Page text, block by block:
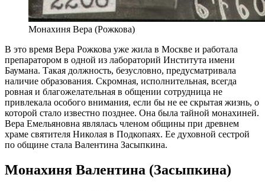
Монахиня Вера (Рожкова)
В это время Вера Рожкова уже жила в Москве и работала
препаратором в одной из лабораторий Института имени
Баумана. Такая должность, безусловно, предусматривала
наличие образования. Скромная, исполнительная, всегда
ровная и благожелательная в общении сотрудница не
привлекала особого внимания, если бы не ее скрытая жизнь, о
которой стало известно позднее. Она была тайной монахиней.
Вера Емельяновна являлась членом общины при древнем
храме святителя Николая в Подкопаях. Ее духовной сестрой
по общине стала Валентина Засыпкина.
Монахиня Валентина (Засыпкина)